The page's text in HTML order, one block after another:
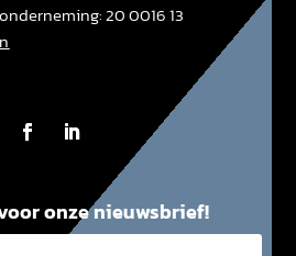
20 0016 13
onze nieuwsbrief!